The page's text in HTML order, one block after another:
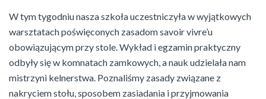
W tym tygodniu nasza szkoła uczestniczyła w wyjątkowych
warsztatach poświęconych zasadom savoir vivre’u
obowiązującym przy stole. Wykład i egzamin praktyczny
odbyły się w komnatach zamkowych, a nauk udzielała nam
mistrzyni kelnerstwa. Poznaliśmy zasady związane z
nakryciem stołu, sposobem zasiadania i przyjmowania